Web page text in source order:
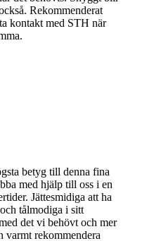
Rekommenderat
kontakt med STH när
betyg till denna fina
med hjälp till oss i en
Jättesmidiga att ha
tålmodiga i sitt
det vi behövt och mer
rekommendera